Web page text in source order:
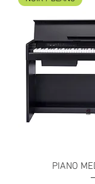
PIANO